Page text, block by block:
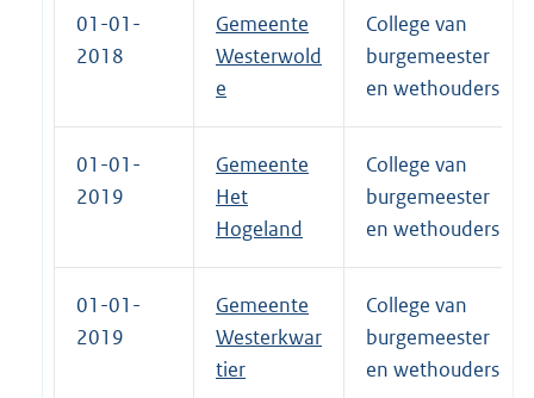
01-01-
2018
Gemeente
Westerwold
e
College van
burgemeester
en wethouders
01-01-
2019
Gemeente
Het
Hogeland
College van
burgemeester
en wethouders
01-01-
2019
Gemeente
Westerkwar
tier
College van
burgemeester
en wethouders